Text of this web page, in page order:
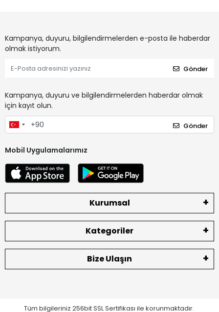
Kampanya, duyuru, bilgilendirmelerden e-posta ile haberdar
olmak istiyorum.
Gönder
Kampanya, duyuru ve bilgilendirmelerden haberdar olmak
için kayıt olun.
Gönder
Mobil Uygulamalarımız
Kurumsal
Kategoriler
Bize Ulaşın
Tüm bilgileriniz 256bit SSL Sertifikası ile korunmaktadır.